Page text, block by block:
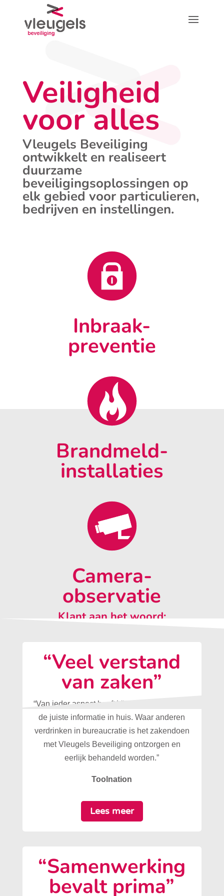
Veiligheid
voor alles
Vleugels Beveiliging
ontwikkelt en realiseert
duurzame
beveiligingsoplossingen op
elk gebied voor particulieren,
bedrijven en instellingen.
Inbraak-
preventie
Brandmeld-
installaties
Camera-
observatie
Klant aan het woord:
“Veel verstand
van zaken”
“Van ieder aspect heeft Vleugels Beveiliging
de juiste informatie in huis. Waar anderen
verdrinken in bureaucratie is het zakendoen
met Vleugels Beveiliging ontzorgen en
eerlijk behandeld worden.”
Toolnation
Lees meer
“Samenwerking
bevalt prima”